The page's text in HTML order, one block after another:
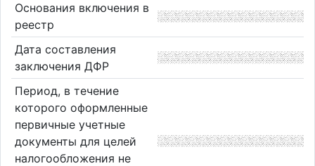
Основания включения в
реестр
Дата составления
заключения ДФР
Период, в течение
которого оформленные
первичные учетные
документы для целей
налогообложения не